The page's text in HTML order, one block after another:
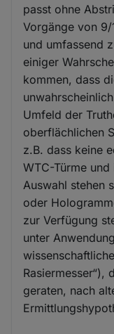
passt ohne
Vorgänge von 9/
und umfassend
einiger
kommen, dass
Umfeld der
oberflächlichen
z.B. dass keine
WTC-Türme
Auswahl stehen
oder
zur Verfügung
unter
Rasiermesser“),
geraten, nach